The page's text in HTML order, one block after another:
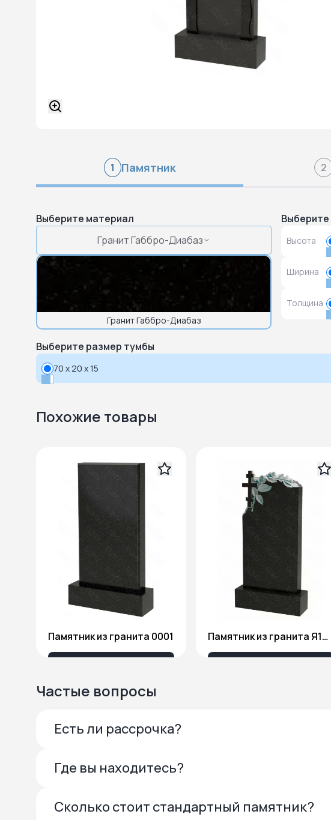
1 Памятник 2
Выберите материал
Гранит Габбро-Диабаз
Гранит Габбро-Диабаз
Высота
Ширина
Толщина
Выберите размер тумбы
70 x 20 x 15
Похожие товары
Памятник из гранита 0001 Памятник из гранита Я1806
Частые вопросы
Есть ли рассрочка?
Где вы находитесь?
Сколько стоит стандартный памятник?